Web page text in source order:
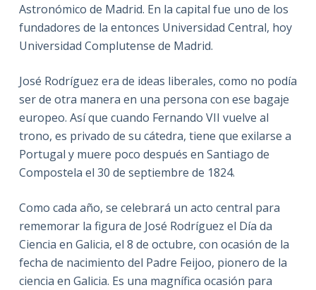
Astronómico de Madrid. En la capital fue uno de los
fundadores de la entonces Universidad Central, hoy
Universidad Complutense de Madrid.
José Rodríguez era de ideas liberales, como no podía
ser de otra manera en una persona con ese bagaje
europeo. Así que cuando Fernando VII vuelve al
trono, es privado de su cátedra, tiene que exilarse a
Portugal y muere poco después en Santiago de
Compostela el 30 de septiembre de 1824.
Como cada año, se celebrará un acto central para
rememorar la figura de José Rodríguez el Día da
Ciencia en Galicia, el 8 de octubre, con ocasión de la
fecha de nacimiento del Padre Feijoo, pionero de la
ciencia en Galicia. Es una magnífica ocasión para